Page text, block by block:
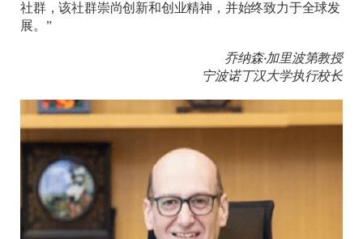
社群，该社群崇尚创新和创业精神，并始终致力于全球发
展。”
乔纳森·加里波第教授
宁波诺丁汉大学执行校长